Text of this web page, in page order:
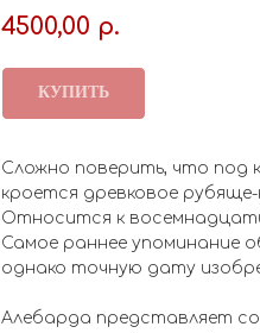
4500,00 р.
КУПИТЬ
Сложно поверить, что под
кроется древковое
Относится к
Самое раннее упоминание
однако точную дату
Алебарда представляет